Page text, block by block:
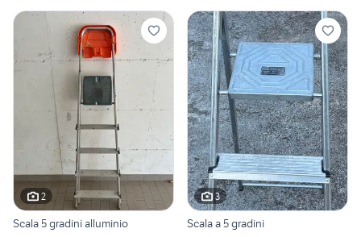
2
Scala 5 gradini alluminio
3
Scala a 5 gradini